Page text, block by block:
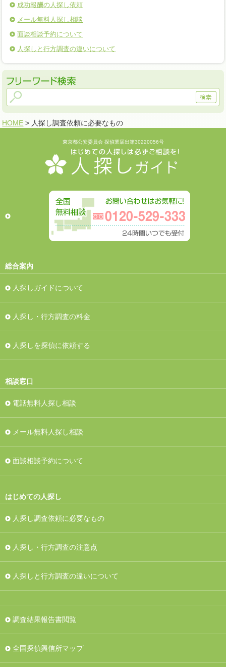
成功報酬の人探し依頼
メール無料人探し相談
面談相談予約について
人探しと行方調査の違いについて
HOME > 人探し調査依頼に必要なもの
東京都公安委員会 探偵業届出第30220056号
総合案内
人探しガイドについて
人探し・行方調査の料金
人探しを探偵に依頼する
相談窓口
電話無料人探し相談
メール無料人探し相談
面談相談予約について
はじめての人探し
人探し調査依頼に必要なもの
人探し・行方調査の注意点
人探しと行方調査の違いについて
調査結果報告書閲覧
全国探偵興信所マップ